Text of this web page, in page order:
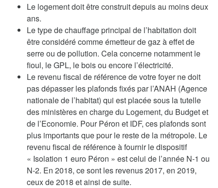
Le logement doit être construit depuis au moins deux
ans.
Le type de chauffage principal de l’habitation doit
être considéré comme émetteur de gaz à effet de
serre ou de pollution. Cela concerne notamment le
fioul, le GPL, le bois ou encore l’électricité.
Le revenu fiscal de référence de votre foyer ne doit
pas dépasser les plafonds fixés par l’ANAH (Agence
nationale de l’habitat) qui est placée sous la tutelle
des ministères en charge du Logement, du Budget et
de l’Economie. Pour Péron et IDF, ces plafonds sont
plus importants que pour le reste de la métropole. Le
revenu fiscal de référence à fournir le dispositif
« Isolation 1 euro Péron » est celui de l’année N-1 ou
N-2. En 2018, ce sont les revenus 2017, en 2019,
ceux de 2018 et ainsi de suite.